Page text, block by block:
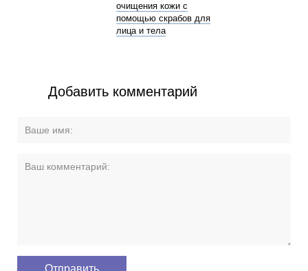
очищения кожи с
помощью скрабов для
лица и тела
Добавить комментарий